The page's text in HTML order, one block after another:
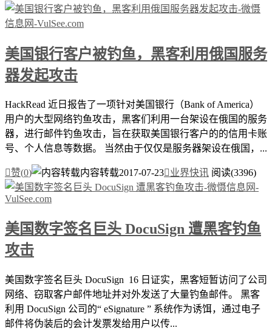
美国银行客户被钓鱼，黑客利用俄国服务
器发起攻击
HackRead 近日报告了一项针对美国银行（Bank of America）
用户的大型网络钓鱼攻击，黑客们利用一台架设在俄国的服务
器，进行邮件钓鱼攻击，旨在获取美国银行客户的的信用卡账
号、个人信息等数据。 当然由于仅仅是服务器架设在俄国，...
赞(0) 内容转载2017-07-23业界快讯 阅读(3396)
美国数字签名巨头 DocuSign 遭黑客钓鱼
攻击
美国数字签名巨头 DocuSign 16 日证实，黑客短暂访问了公司
网络、窃取客户邮件地址并对外发送了大量钓鱼邮件。 黑客
利用 DocuSign 公司的“ eSignature ” 系统作为诱饵，通过电子
邮件将伪装后的会计发票发给用户以传...